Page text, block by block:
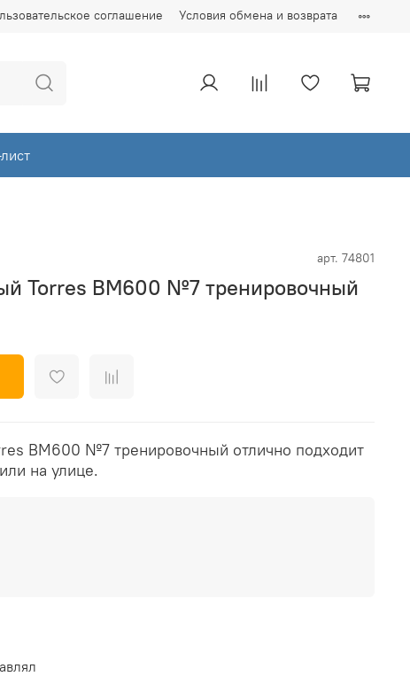
соглашение Условия обмена и возврата
арт. 74801
Torres BM600 №7 тренировочный
BM600 №7 тренировочный отлично подходит
на улице.